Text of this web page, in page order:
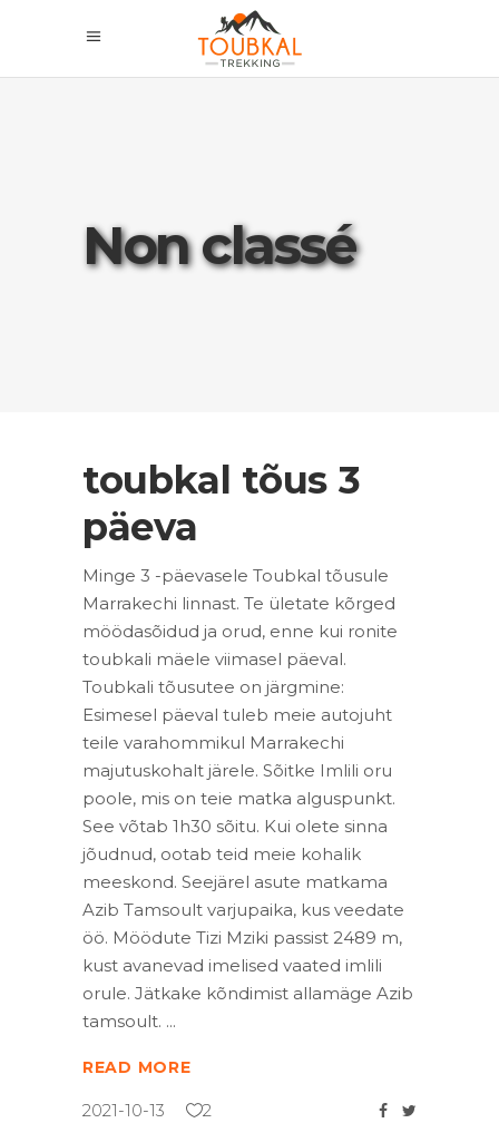
Non classé
toubkal tõus 3
päeva
Minge 3 -päevasele Toubkal tõusule
Marrakechi linnast. Te ületate kõrged
möödasõidud ja orud, enne kui ronite
toubkali mäele viimasel päeval.
Toubkali tõusutee on järgmine:
Esimesel päeval tuleb meie autojuht
teile varahommikul Marrakechi
majutuskohalt järele. Sõitke Imlili oru
poole, mis on teie matka alguspunkt.
See võtab 1h30 sõitu. Kui olete sinna
jõudnud, ootab teid meie kohalik
meeskond. Seejärel asute matkama
Azib Tamsoult varjupaika, kus veedate
öö. Möödute Tizi Mziki passist 2489 m,
kust avanevad imelised vaated imlili
orule. Jätkake kõndimist allamäge Azib
tamsoult.
READ MORE
2021-10-13
2